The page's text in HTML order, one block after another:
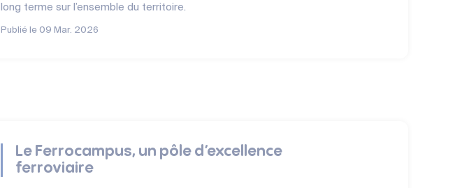
long terme sur l’ensemble du territoire.
Publié le 09 Mar. 2026
Le Ferrocampus, un pôle d’excellence
ferroviaire